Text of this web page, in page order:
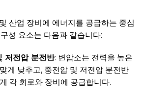
산업 장비에 에너지를 공급하는 중심
성 요소는 다음과 같습니다:
저전압 분전반: 변압소는 전력을 높은
게 낮추고, 중전압 및 저전압 분전반
각 회로와 장비에 공급합니다.